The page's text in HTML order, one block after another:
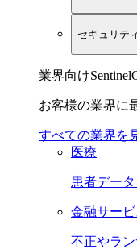
セキュリテ
業界向け
お客様の業界に
すべての業界を
医療
患者デー
金融サービ
不正やラ